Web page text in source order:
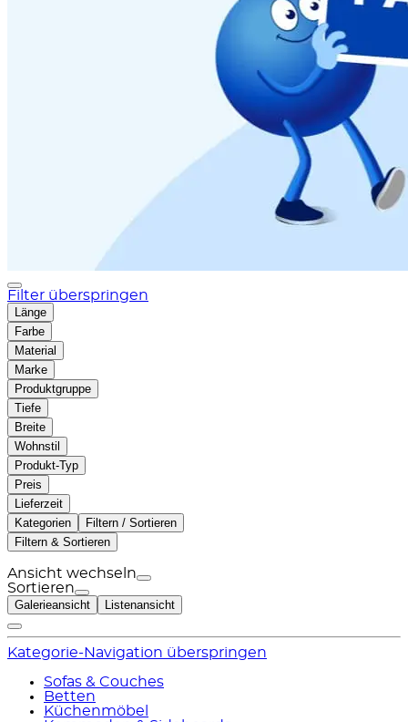
Filter überspringen
Länge
Farbe
Material
Marke
Produktgruppe
Tiefe
Breite
Wohnstil
Produkt-Typ
Preis
Lieferzeit
Kategorien
Filtern / Sortieren
Filtern & Sortieren
Ansicht wechseln
Sortieren
Galerieansicht Listenansicht
Kategorie-Navigation überspringen
Sofas & Couches
Betten
Küchenmöbel